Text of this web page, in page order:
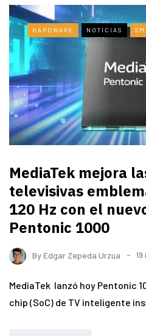
HARDWARE NOTICIAS
MediaTek mejora
televisivas
120 Hz con el
Pentonic 1000
ByEdgar Zepeda Urzua
MediaTek lanzó hoy Pentonic
chip (SoC) de TV inteligente